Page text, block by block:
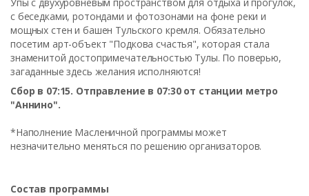
с беседками, ротондами и фотозонами на фоне реки и
мощных стен и башен Тульского кремля. Обязательно
посетим арт-объект "Подкова счастья", которая стала
знаменитой достопримечательностью Тулы. По поверью,
загаданные здесь желания исполняются!
Сбор в 07:15. Отправление в 07:30 от станции метро
"Аннино".
*Наполнение Масленичной программы может
незначительно меняться по решению организаторов.
Состав программы